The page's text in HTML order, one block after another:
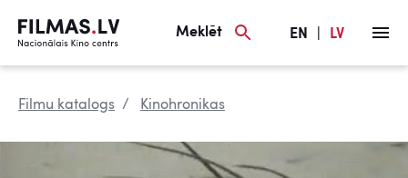
Meklēt EN LV
Filmu katalogs Kinohronikas